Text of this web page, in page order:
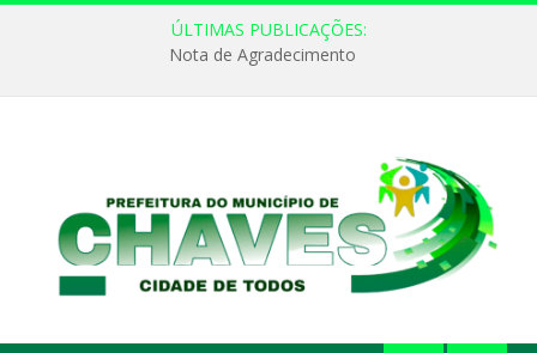
ÚLTIMAS PUBLICAÇÕES:
Nota de Agradecimento